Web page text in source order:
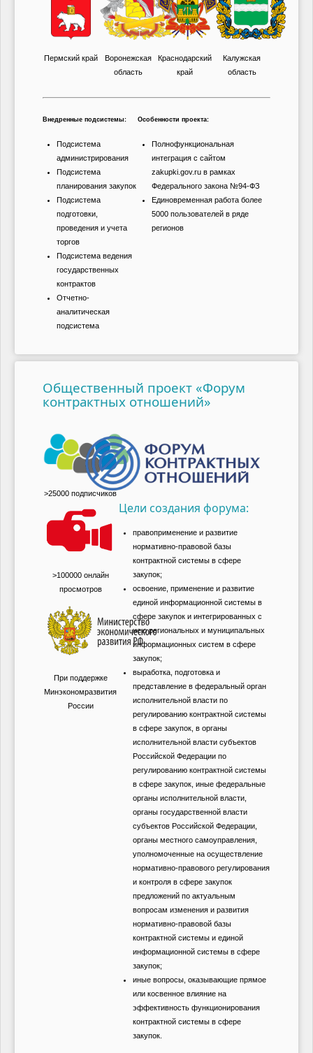
Пермский край
Воронежская
область
Краснодарский
край
Калужская
область
Внедренные подсистемы:
Подсистема
администрирования
Подсистема
планирования закупок
Подсистема
подготовки,
проведения и учета
торгов
Подсистема ведения
государственных
контрактов
Отчетно-
аналитическая
подсистема
Особенности проекта:
Полнофункциональная
интеграция с сайтом
zakupki.gov.ru в рамках
Федерального закона №94-ФЗ
Единовременная работа более
5000 пользователей в ряде
регионов
Общественный проект «Форум
контрактных отношений»
>25000 подписчиков
>100000 онлайн
просмотров
При поддержке
Минэкономразвития
России
Цели создания форума:
правоприменение и развитие
нормативно-правовой базы
контрактной системы в сфере
закупок;
освоение, применение и развитие
единой информационной системы в
сфере закупок и интегрированных с
нею региональных и муниципальных
информационных систем в сфере
закупок;
выработка, подготовка и
представление в федеральный орган
исполнительной власти по
регулированию контрактной системы
в сфере закупок, в органы
исполнительной власти субъектов
Российской Федерации по
регулированию контрактной системы
в сфере закупок, иные федеральные
органы исполнительной власти,
органы государственной власти
субъектов Российской Федерации,
органы местного самоуправления,
уполномоченные на осуществление
нормативно-правового регулирования
и контроля в сфере закупок
предложений по актуальным
вопросам изменения и развития
нормативно-правовой базы
контрактной системы и единой
информационной системы в сфере
закупок;
иные вопросы, оказывающие прямое
или косвенное влияние на
эффективность функционирования
контрактной системы в сфере
закупок.